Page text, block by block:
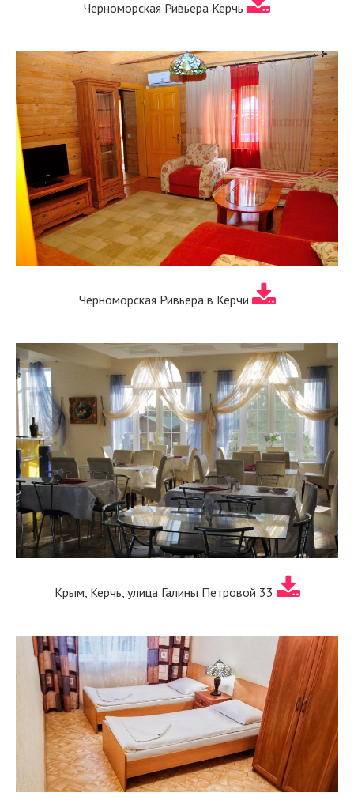
Черноморская Ривьера Керчь
Черноморская Ривьера в Керчи
Крым, Керчь, улица Галины Петровой 33